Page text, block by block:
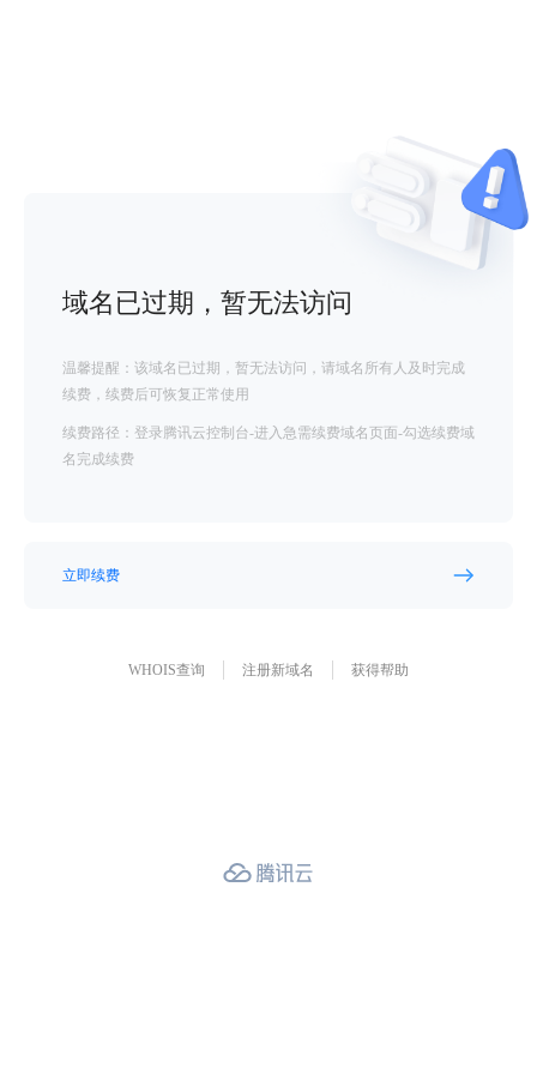
域名已过期，暂无法访问
温馨提醒：该域名已过期，暂无法访问，请域名所有人及时完成
续费，续费后可恢复正常使用
续费路径：登录腾讯云控制台-进入急需续费域名页面-勾选续费域
名完成续费
立即续费
WHOIS查询 注册新域名 获得帮助